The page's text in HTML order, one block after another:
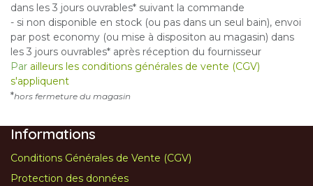
dans les 3 jours ouvrables* suivant la commande
- si non disponible en stock (ou pas dans un seul bain), envoi
par post economy (ou mise à dispositon au magasin) dans
les 3 jours ouvrables* après réception du fournisseur
Par ailleurs les conditions générales de vente (CGV)
s'appliquent
*hors fermeture du magasin
Informations
Conditions Générales de Vente (CGV)
Protection des données